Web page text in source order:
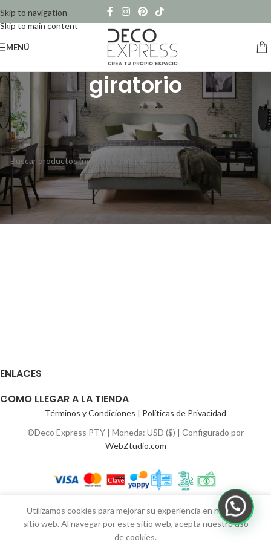
Skip to navigation
Skip to main content
MENÚ
giratorio
Inicio/ Productos etiquetados “giratorio”
No se han encontrado productos que coincidan con tu selección.
ENLACES
COMO LLEGAR A LA TIENDA
Términos y Condiciones | Políticas de Privacidad
©Deco Express PTY | Moneda: USD ($) | Configurado por
WebZtudio.com
Utilizamos cookies para mejorar su experiencia en nuestro
sitio web. Al navegar por este sitio web, acepta nuestro uso
de cookies.